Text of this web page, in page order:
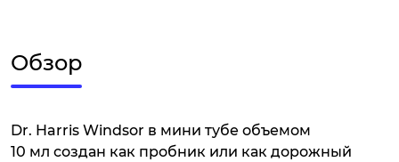
Обзор
Dr. Harris Windsor в мини тубе объемом
10 мл создан как пробник или как дорожный